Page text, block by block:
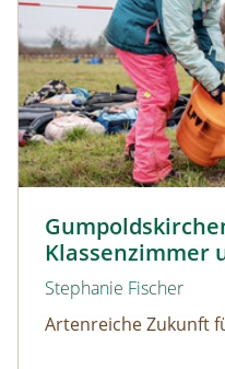
Klassenzimmer
Stephanie Fischer
Artenreiche Zukunft